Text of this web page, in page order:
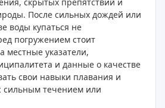
После сильных дождей или
воды купаться не
погружением стоит
местные указатели,
и данные о качестве
свои навыки плавания и
сильным течением или